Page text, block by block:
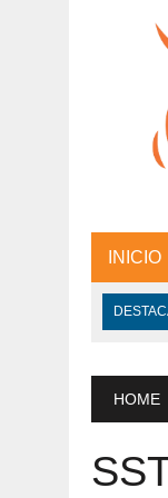
INICIO
JULIO
JULIO
HOME